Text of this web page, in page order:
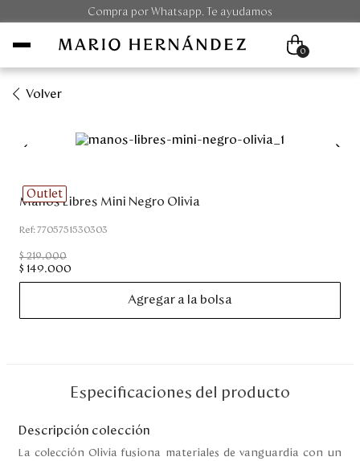
Compra por Whatsapp. Te ayudamos
Unisex
Viaje
Mi cuenta
0
Volver
Outlet
Manos Libres Mini Negro Olivia
:7705751530303
$ 219.000
$ 149.000
Agregar a la bolsa
Especificaciones del producto
Descripción colección
La colección Olivia fusiona materiales de vanguardia con un